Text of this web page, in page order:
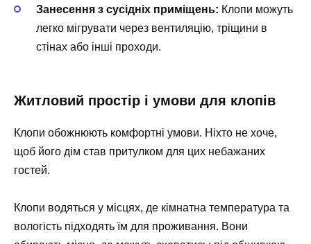
Занесення з сусідніх приміщень: Клопи можуть
легко мігрувати через вентиляцію, тріщини в
стінах або інші проходи.
Житловий простір і умови для клопів
Клопи обожнюють комфортні умови. Ніхто не хоче,
щоб його дім став притулком для цих небажаних
гостей.
Клопи водяться у місцях, де кімнатна температура та
вологість підходять їм для проживання. Вони